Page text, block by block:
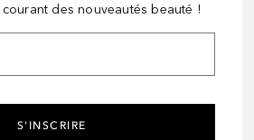
des nouveautés beauté !
S'INSCRIRE